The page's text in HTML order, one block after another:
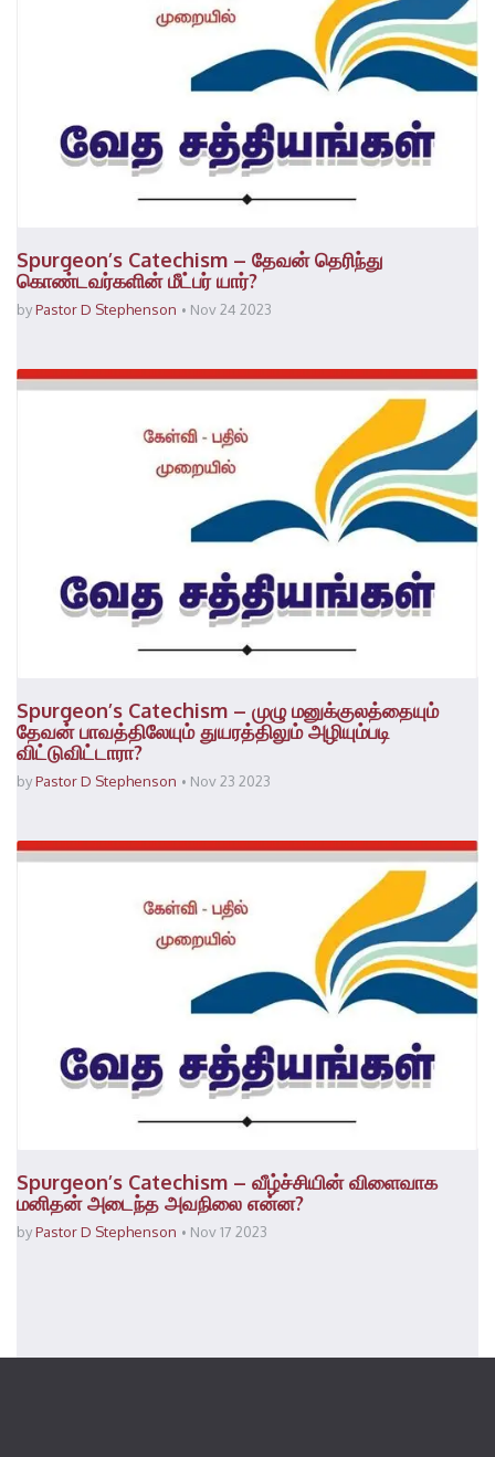
Spurgeon’s Catechism – தேவன் தெரிந்து
கொண்டவர்களின் மீட்பர் யார்?
byPastor D Stephenson Nov 24 2023
Spurgeon’s Catechism – முழு மனுக்குலத்தையும்
தேவன் பாவத்திலேயும் துயரத்திலும் அழியும்படி
விட்டுவிட்டாரா?
byPastor D Stephenson Nov 23 2023
Spurgeon’s Catechism – வீழ்ச்சியின் விளைவாக
மனிதன் அடைந்த அவநிலை என்ன?
byPastor D Stephenson Nov 17 2023